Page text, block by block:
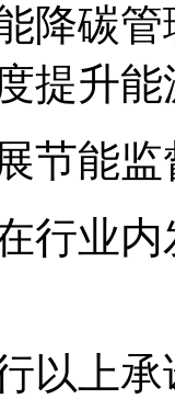
降碳
提升
节能
行业
以上